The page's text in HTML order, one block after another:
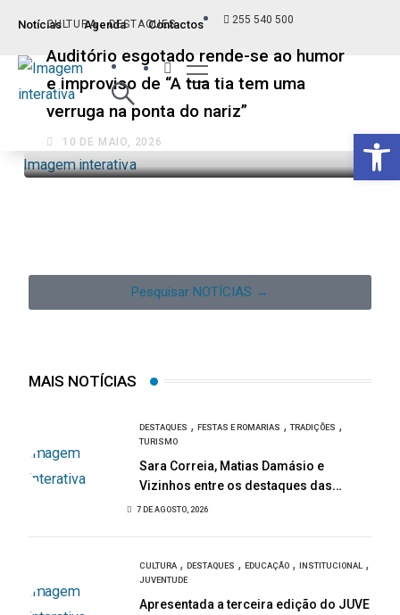
Notícias Agenda Contactos 255 540 500
CULTURA DESTAQUES
Auditório esgotado rende-se ao humor
e improviso de “A tua tia tem uma
verruga na ponta do nariz”
10 DE MAIO, 2026
Pesquisar NOTÍCIAS →
MAIS NOTÍCIAS
DESTAQUES , FESTAS E ROMARIAS ,TRADIÇÕES ,
TURISMO
Sara Correia, Matias Damásio e
Vizinhos entre os destaques das
Festas de São Bartolomeu
7 DE AGOSTO, 2026
CULTURA , DESTAQUES , EDUCAÇÃO , INSTITUCIONAL ,
JUVENTUDE
Apresentada a terceira edição do JUVE